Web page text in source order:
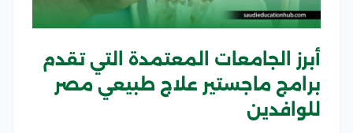
أبرز الجامعات المعتمدة التي تقدم
برامج ماجستير علاج طبيعي مصر
للوافدين